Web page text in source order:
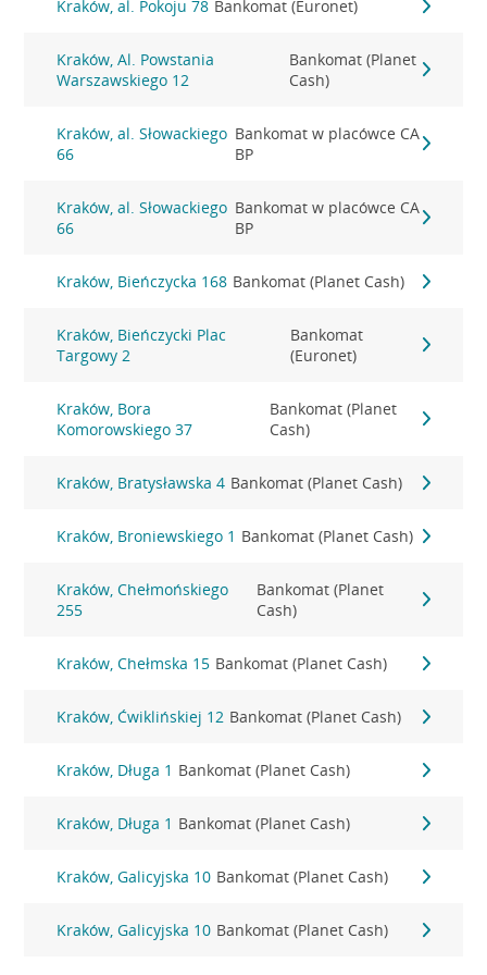
Kraków, al. Pokoju 78 Bankomat (Euronet)
Kraków, Al. Powstania
Warszawskiego 12
Bankomat (Planet
Cash)
Kraków, al. Słowackiego
66
Bankomat w placówce CA
BP
Kraków, al. Słowackiego
66
Bankomat w placówce CA
BP
Kraków, Bieńczycka 168 Bankomat (Planet Cash)
Kraków, Bieńczycki Plac
Targowy 2
Bankomat
(Euronet)
Kraków, Bora
Komorowskiego 37
Bankomat (Planet
Cash)
Kraków, Bratysławska 4 Bankomat (Planet Cash)
Kraków, Broniewskiego 1 Bankomat (Planet Cash)
Kraków, Chełmońskiego
255
Bankomat (Planet
Cash)
Kraków, Chełmska 15 Bankomat (Planet Cash)
Kraków, Ćwiklińskiej 12 Bankomat (Planet Cash)
Kraków, Długa 1 Bankomat (Planet Cash)
Kraków, Długa 1 Bankomat (Planet Cash)
Kraków, Galicyjska 10 Bankomat (Planet Cash)
Kraków, Galicyjska 10 Bankomat (Planet Cash)